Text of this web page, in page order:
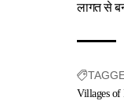
लागत से
Villages of